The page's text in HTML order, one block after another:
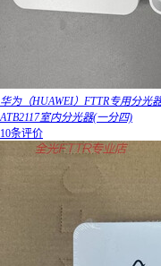
华为（HUAWEI）FTTR专用分光
ATB2117室内分光器(一分四)
10条评价